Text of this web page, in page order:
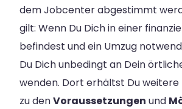
dem Jobcenter abgestimmt
gilt: Wenn Du Dich in einer
befindest und ein Umzug
Du Dich unbedingt an Dein
wenden. Dort erhältst Du
zu denVoraussetzungen und